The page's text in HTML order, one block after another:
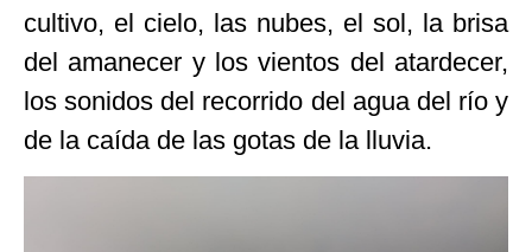
cultivo, el cielo, las nubes, el sol, la brisa
del amanecer y los vientos del atardecer,
los sonidos del recorrido del agua del río y
de la caída de las gotas de la lluvia.